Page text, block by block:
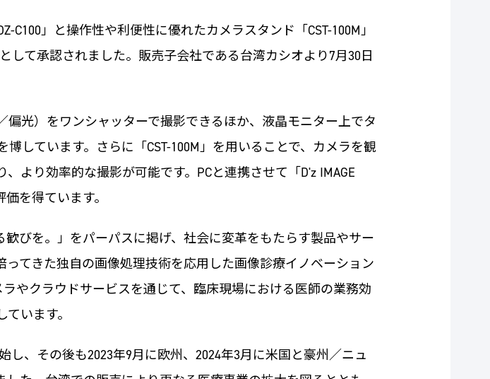
」と操作性や利便性に優れたカメラスタンド「CST-100M」
て承認されました。販売子会社である台湾カシオより7月30日
偏光）をワンシャッターで撮影できるほか、液晶モニター上でタ
しています。さらに「CST-100M」を用いることで、カメラを観
より効率的な撮影が可能です。PCと連携させて「D'z IMAGE
を得ています。
びを。」をパーパスに掲げ、社会に変革をもたらす製品やサー
てきた独自の画像処理技術を応用した画像診療イノベーション
ラやクラウドサービスを通じて、臨床現場における医師の業務効
います。
し、その後も2023年9月に欧州、2024年3月に米国と豪州／ニュ